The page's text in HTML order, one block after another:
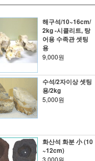
해구석/10~16cm/
2kg -시클리트, 탕
어용 수족관 셋팅
용
9,000원
수석/2자이상 셋팅
용/2kg
5,000원
화산석 화분 小 (10
~12cm)
3,000원